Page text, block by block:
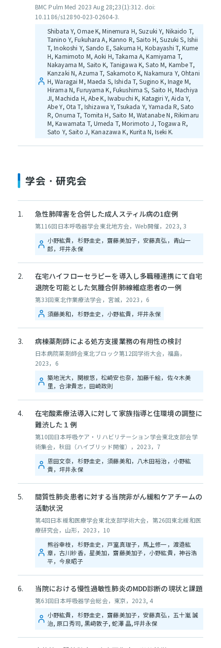
BMC Pulm Med 2023 Aug 28;23(1):312. doi:
10.1186/s12890-023-02604-3.
Shibata Y, Omae K, Minemura H, Suzuki Y, Nikaido T,
Tanino Y, Fukuhara A, Kanno R, Saito H, Suzuki S, Ishii
T, Inokoshi Y, Sando E, Sakuma H, Kobayashi T, Kume
H, Kamimoto M, Aoki H, Takama A, Kamiyama T,
Nakayama M, Saito K, Tanigawa K, Sato M, Kambe T,
Kanzaki N, Azuma T, Sakamoto K, Nakamura Y, Ohtani
H, Waragai M, Maeda S, Ishida T, Sugino K, Inage M,
Hirama N, Furuyama K, Fukushima S, Saito H, Machiya
JI, Machida H, Abe K, Iwabuchi K, Katagiri Y, Aida Y,
Abe Y, Ota T, Ishizawa Y, Tsukada Y, Yamada R, Sato
R, Onuma T, Tomita H, Saito M, Watanabe N, Rikimaru
M, Kawamata T, Umeda T, Morimoto J, Togawa R,
Sato Y, Saito J, Kanazawa K, Kurita N, Iseki K.
学会・研究会
急性肺障害を合併した成人スティル病の1症例
第116回日本呼吸器学会東北地方会，Web開催，2023, 3
小野紘貴，杉野圭史，齋藤美加子，安藤真弘，青山一
郎，坪井永保
在宅ハイフローセラピーを導入し多職種連携にて自宅
退院を可能とした気腫合併肺線維症患者の一例
第33回東北作業療法学会，宮城，2023，6
須藤美和，杉野圭史，小野紘貴，坪井永保
病棟薬剤師による処方支援業務の有用性の検討
日本病院薬剤師会東北ブロック第12回学術大会，福島，
2023，6
築地洸大，関根悠，松崎安也奈，加藤千絵，佐々木美
里，合津貴志，田崎政則
在宅酸素療法導入に対して家族指導と住環境の調整に
難渋した１例
第10回日本呼吸ケア・リハビリテーション学会東北支部会学
術集会，秋田（ハイブリッド開催），2023，7
恩田文奈，杉野圭史，須藤美和，八木田裕治，小野紘
貴，坪井永保
間質性肺炎患者に対する当院非がん緩和ケアチームの
活動状況
第4回日本緩和医療学会東北支部学術大会，第26回東北緩和医
療研究会，山形，2023，10
熊谷幸枝，杉野圭史，戸室真理子，馬上修一，渡邉紘
章，古川紗香，星美加，齋藤美加子，小野紘貴，神谷浩
平，今泉昭子
当院における慢性過敏性肺炎のMDD診断の現状と課題
第63回日本呼吸器学会総会，東京，2023, 4
小野紘貴，杉野圭史，齋藤美加子，安藤真弘，五十嵐 誠
治, 原口秀司, 黒﨑敦子, 蛇澤 晶,坪井永保